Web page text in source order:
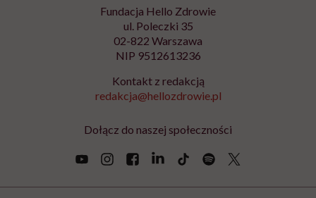
Fundacja Hello Zdrowie
ul. Poleczki 35
02-822 Warszawa
NIP 9512613236
Kontakt z redakcją
redakcja@hellozdrowie.pl
Dołącz do naszej społeczności